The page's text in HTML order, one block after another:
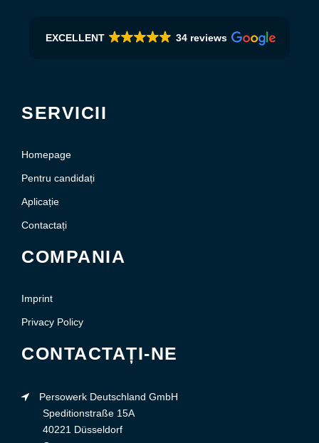
EXCELLENT 34 reviews
SERVICII
Homepage
Pentru candidați
Aplicație
Contactați
COMPANIA
Imprint
Privacy Policy
CONTACTAȚI-NE
Persowerk Deutschland GmbH
Speditionstraße 15A
40221 Düsseldorf